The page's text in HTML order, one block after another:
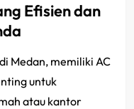
Efisien dan
Medan, memiliki AC
untuk
atau kantor